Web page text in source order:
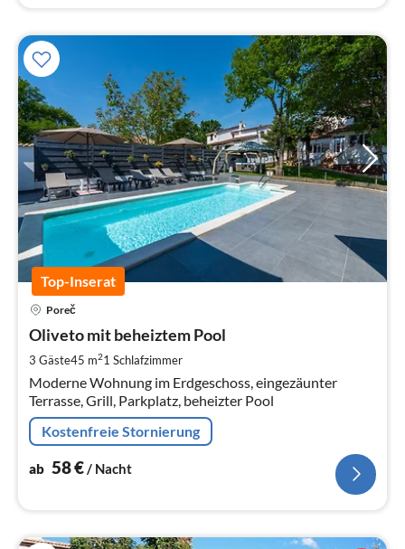
Top-Inserat
Poreč
Oliveto mit beheiztem Pool
3 Gäste45 m21 Schlafzimmer
Moderne Wohnung im Erdgeschoss, eingezäunter
Terrasse, Grill, Parkplatz, beheizter Pool
Kostenfreie Stornierung
ab 58€/ Nacht